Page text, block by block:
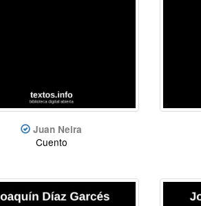
Juan Neira
Cuento